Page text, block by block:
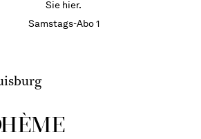
Sie hier.
Samstags-Abo 1